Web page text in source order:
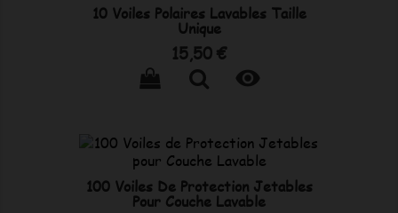
10 Voiles Polaires Lavables Taille
Unique
Prix
15,50 €

100 Voiles De Protection Jetables
Pour Couche Lavable